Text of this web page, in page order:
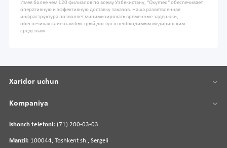
Имея более чем 120 филиалов по всему Узбекистану, "Oxymed" обеспечивает
оперативную и эффективную доставку заказов. Наша разветвленная
инфраструктура позволяет минимизировать временные задержки,
обеспечивая клиентам быстрый доступ к необходимым медицинским
средствам
Ishonch telefoni: (71) 200-03-03
Manzil: 100044, Toshkent sh., Sergeli
Xaridor uchun
Kompaniya